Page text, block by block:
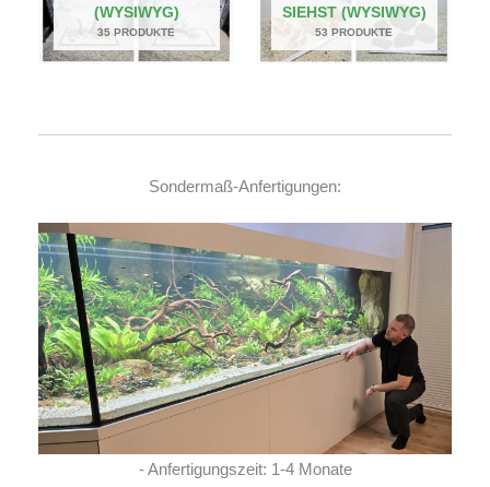
(WYSIWYG)
35 PRODUKTE
SIEHST (WYSIWYG)
53 PRODUKTE
Sondermaß-Anfertigungen:
- Anfertigungszeit: 1-4 Monate